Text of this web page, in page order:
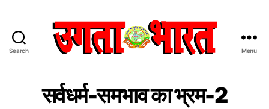
Search
ता
भा
Menu
सर्वधर्म-समभाव का भ्रम-2